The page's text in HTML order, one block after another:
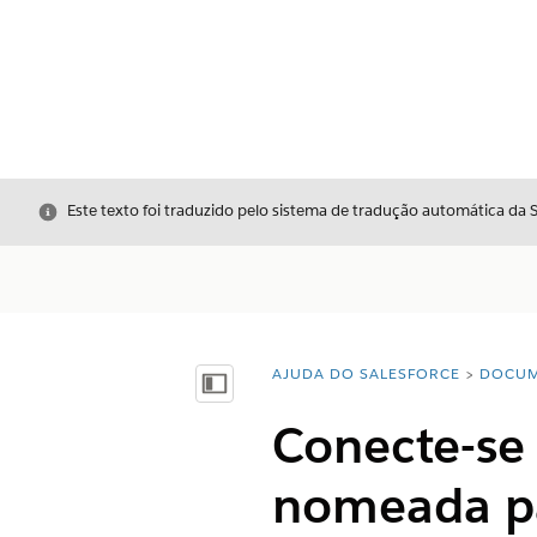
Fechar
Este texto foi traduzido pelo sistema de tradução automática da
Mostrar índiceVocê está aqui:
AJUDA DO SALESFORCE
Conecte-
nomeada